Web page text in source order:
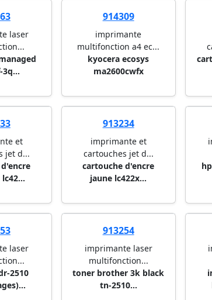
laser
3q...
914309
imprimante
multifonction a4 ec...
kyocera ecosys
ma2600cwfx
et
jet d...
913234
imprimante et
cartouches jet d...
cartouche d'encre
jaune lc422x...
laser
2510
913254
imprimante laser
multifonction...
toner brother 3k black
tn-2510...